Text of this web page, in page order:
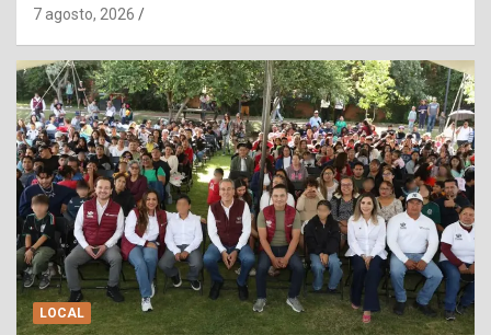
7 agosto, 2026
LOCAL